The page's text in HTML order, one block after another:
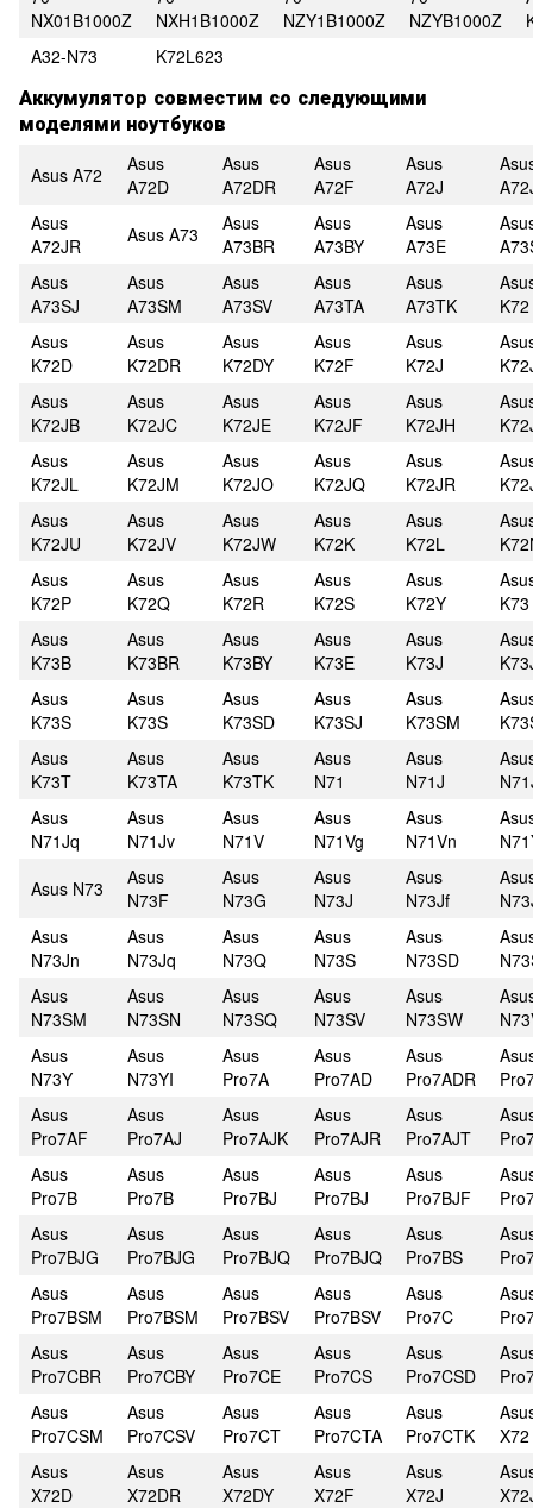
NX01B1000Z
NXH1B1000Z
NZY1B1000Z
NZYB1000Z
A32-N73
K72L623
Аккумулятор совместим со следующими
моделями ноутбуков
Asus A72
Asus
A72D
Asus
A72DR
Asus
A72F
Asus
A72J
Asus
A72JR
Asus A73
Asus
A73BR
Asus
A73BY
Asus
A73E
Asus
A73SJ
Asus
A73SM
Asus
A73SV
Asus
A73TA
Asus
A73TK
K72
Asus
K72D
Asus
K72DR
Asus
K72DY
Asus
K72F
Asus
K72J
Asus
K72JB
Asus
K72JC
Asus
K72JE
Asus
K72JF
Asus
K72JH
Asus
K72JL
Asus
K72JM
Asus
K72JO
Asus
K72JQ
Asus
K72JR
Asus
K72JU
Asus
K72JV
Asus
K72JW
Asus
K72K
Asus
K72L
Asus
K72P
Asus
K72Q
Asus
K72R
Asus
K72S
Asus
K72Y
K73
Asus
K73B
Asus
K73BR
Asus
K73BY
Asus
K73E
Asus
K73J
Asus
K73S
Asus
K73S
Asus
K73SD
Asus
K73SJ
Asus
K73SM
Asus
K73T
Asus
K73TA
Asus
K73TK
Asus
N71
Asus
N71J
Asus
N71Jq
Asus
N71Jv
Asus
N71V
Asus
N71Vg
Asus
N71Vn
Asus N73
Asus
N73F
Asus
N73G
Asus
N73J
Asus
N73Jf
Asus
N73Jn
Asus
N73Jq
Asus
N73Q
Asus
N73S
Asus
N73SD
Asus
N73SM
Asus
N73SN
Asus
N73SQ
Asus
N73SV
Asus
N73SW
Asus
N73Y
Asus
N73YI
Asus
Pro7A
Asus
Pro7AD
Asus
Pro7ADR
Asus
Pro7AF
Asus
Pro7AJ
Asus
Pro7AJK
Asus
Pro7AJR
Asus
Pro7AJT
Asus
Pro7B
Asus
Pro7B
Asus
Pro7BJ
Asus
Pro7BJ
Asus
Pro7BJF
Asus
Pro7BJG
Asus
Pro7BJG
Asus
Pro7BJQ
Asus
Pro7BJQ
Asus
Pro7BS
Asus
Pro7BSM
Asus
Pro7BSM
Asus
Pro7BSV
Asus
Pro7BSV
Asus
Pro7C
Asus
Pro7CBR
Asus
Pro7CBY
Asus
Pro7CE
Asus
Pro7CS
Asus
Pro7CSD
Asus
Pro7CSM
Asus
Pro7CSV
Asus
Pro7CT
Asus
Pro7CTA
Asus
Pro7CTK
X72
Asus
X72D
Asus
X72DR
Asus
X72DY
Asus
X72F
Asus
X72J